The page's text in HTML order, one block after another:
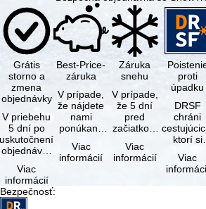
Grátis
storno a
zmena
objednávky
V priebehu
5 dní po
uskutočnení
objednávky
tejto
objednávky
bezplatne
Viac
informácií
Best-Price-
záruka
V prípade,
že nájdete
nami
ponúkaný
rovnakými
službami
Viac
informácií
Záruka
snehu
V prípade,
že 5 dní
pred
začiatkom
(deň
príjazdu)
Viac
informácií
proti
úpadku
DRSF
chráni
ktorí si
zájazd
alebo
Viac
Bezpečnosť: